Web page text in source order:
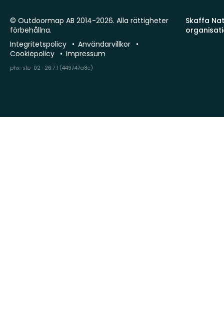
Skaffa
© Outdoormap AB 2014-2026. Alla rättigheter
förbehållna.
Integritetspolicy
Användarvillkor
Cookiepolicy
Impressum
phx-sto-02 · 26.7.1 (449747a8c)